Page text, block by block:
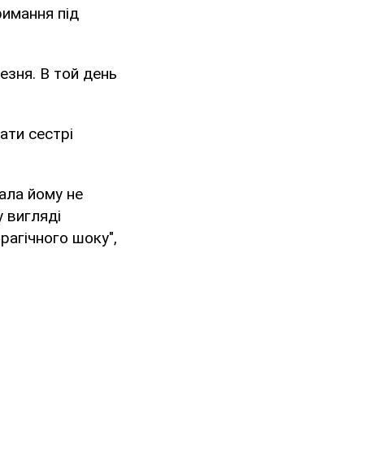
під
В той день
сестрі
йому не
шоку",